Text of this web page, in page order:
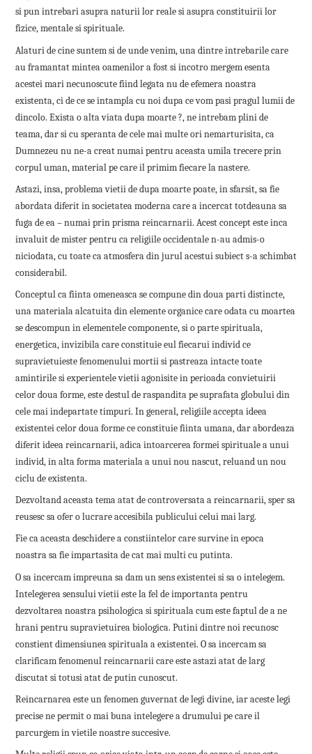
si pun intrebari asupra naturii lor reale si asupra constituirii lor
fizice, mentale si spirituale.
Alaturi de cine suntem si de unde venim, una dintre intrebarile care
au framantat mintea oamenilor a fost si incotro mergem esenta
acestei mari necunoscute fiind legata nu de efemera noastra
existenta, ci de ce se intampla cu noi dupa ce vom pasi pragul lumii de
dincolo. Exista o alta viata dupa moarte ?, ne intrebam plini de
teama, dar si cu speranta de cele mai multe ori nemarturisita, ca
Dumnezeu nu ne-a creat numai pentru aceasta umila trecere prin
corpul uman, material pe care il primim fiecare la nastere.
Astazi, insa, problema vietii de dupa moarte poate, in sfarsit, sa fie
abordata diferit in societatea moderna care a incercat totdeauna sa
fuga de ea – numai prin prisma reincarnarii. Acest concept este inca
invaluit de mister pentru ca religiile occidentale n-au admis-o
niciodata, cu toate ca atmosfera din jurul acestui subiect s-a schimbat
considerabil.
Conceptul ca fiinta omeneasca se compune din doua parti distincte,
una materiala alcatuita din elemente organice care odata cu moartea
se descompun in elementele componente, si o parte spirituala,
energetica, invizibila care constituie eul fiecarui individ ce
supravietuieste fenomenului mortii si pastreaza intacte toate
amintirile si experientele vietii agonisite in perioada convietuirii
celor doua forme, este destul de raspandita pe suprafata globului din
cele mai indepartate timpuri. In general, religiile accepta ideea
existentei celor doua forme ce constituie fiinta umana, dar abordeaza
diferit ideea reincarnarii, adica intoarcerea formei spirituale a unui
individ, in alta forma materiala a unui nou nascut, reluand un nou
ciclu de existenta.
Dezvoltand aceasta tema atat de controversata a reincarnarii, sper sa
reusesc sa ofer o lucrare accesibila publicului celui mai larg.
Fie ca aceasta deschidere a constiintelor care survine in epoca
noastra sa fie impartasita de cat mai multi cu putinta.
O sa incercam impreuna sa dam un sens existentei si sa o intelegem.
Intelegerea sensului vietii este la fel de importanta pentru
dezvoltarea noastra psihologica si spirituala cum este faptul de a ne
hrani pentru supravietuirea biologica. Putini dintre noi recunosc
constient dimensiunea spirituala a existentei. O sa incercam sa
clarificam fenomenul reincarnarii care este astazi atat de larg
discutat si totusi atat de putin cunoscut.
Reincarnarea este un fenomen guvernat de legi divine, iar aceste legi
precise ne permit o mai buna intelegere a drumului pe care il
parcurgem in vietile noastre succesive.